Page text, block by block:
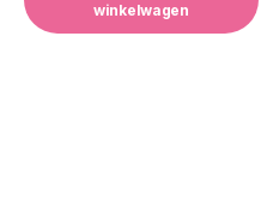
winkelwagen